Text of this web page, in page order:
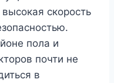
скорость
пола и
почти не
в